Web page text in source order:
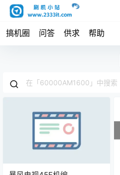
搞机圈 问答 供求 帮助